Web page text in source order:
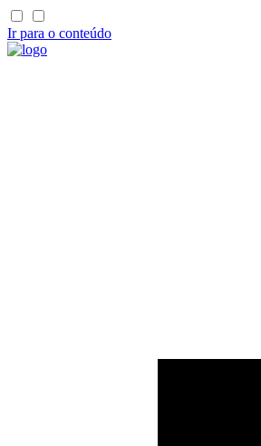
Ir para o conteúdo